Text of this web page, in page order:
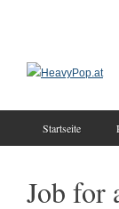
Startseite
Job for